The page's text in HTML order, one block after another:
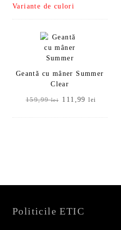
a
fost:
este:
111,99 lei.
Variante de culori
Geantă cu mâner Summer
Clear
159,99lei
Prețul
a
111,99lei
este:
Politicile ETIC